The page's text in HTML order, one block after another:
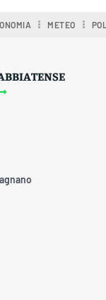
METEO